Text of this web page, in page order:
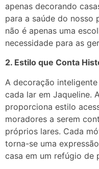
apenas decorando
para a saúde do nosso
não é apenas uma
necessidade para as
2. Estilo que Conta
A decoração
cada lar em Jaqueline.
proporciona estilo
moradores a serem
próprios lares. Cada
torna-se uma
casa em um refúgio de